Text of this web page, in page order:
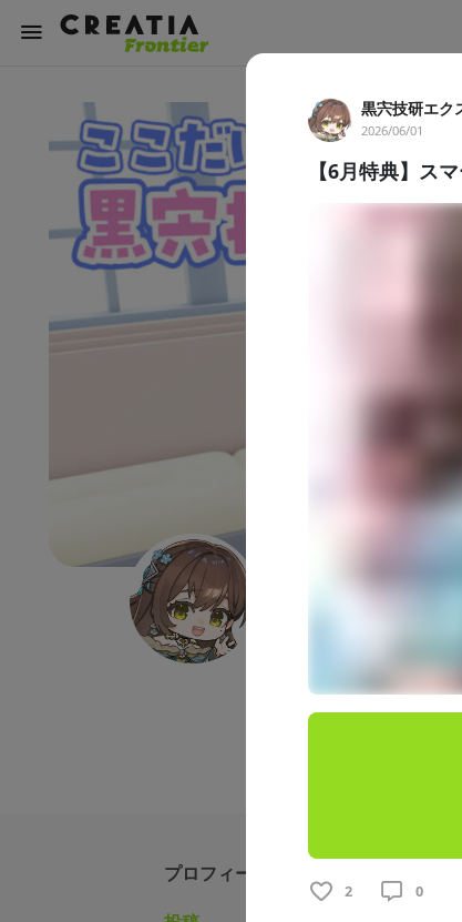
黒宍技研エクス
CIAOございます🌞バイ
日常をお届けしていま
プロフィール
黒宍技研エク
2026/06/01
【6月特典】ス
2 0